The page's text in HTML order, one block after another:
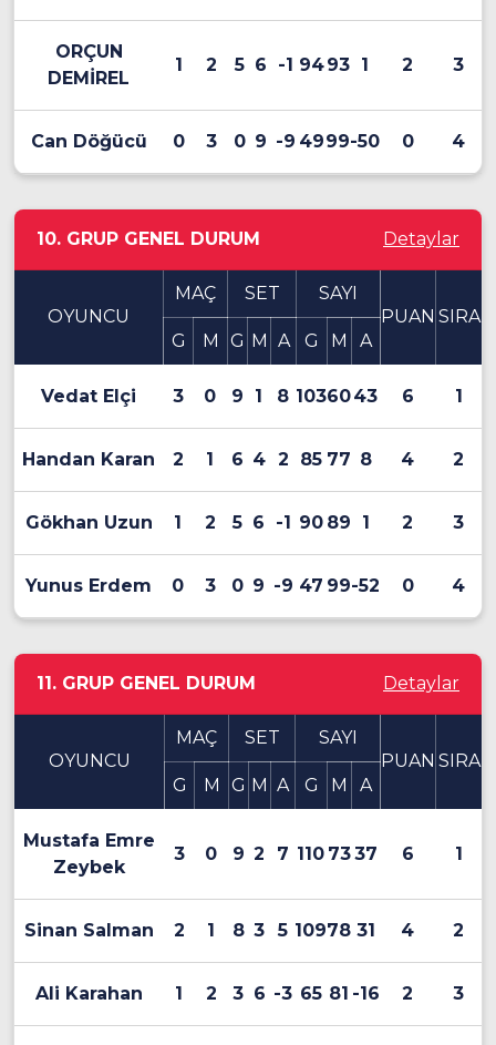
ORÇUN
DEMİREL
1 2 5 6 -1 9493 1 2 3
Can Döğücü 0 3 0 9 -9 4999-50 0 4
10. GRUP GENEL DURUM Detaylar
OYUNCU
MAÇ SET
SAYI
PUAN SIRA
G
M G M A G M A
Vedat Elçi 3 0 9 1 8 1036043 6 1
Handan Karan 2 1 6 4 2 85 77 8 4 2
Gökhan Uzun 1 2 5 6 -1 90 89 1 2 3
Yunus Erdem 0 3 0 9 -9 47 99-52 0 4
11. GRUP GENEL DURUM Detaylar
OYUNCU
MAÇ SET
SAYI
PUAN SIRA
G
M G M A G M A
Mustafa Emre
Zeybek
3 0 9 2 7 110 7337 6 1
Sinan Salman 2 1 8 3 5 10978 31 4 2
Ali Karahan 1 2 3 6 -3 65 81 -16 2 3